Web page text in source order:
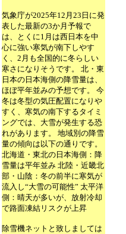
気象庁が2025年12月23日に発
表した最新の3か月予報で
は、とくに1月は西日本を中
心に強い寒気が南下しやす
く、2月も全国的に冬らしい
寒さになりそうです。 北・東
日本の日本海側の降雪量は、
ほぼ平年並みの予想です。 今
冬は冬型の気圧配置になりや
すく、寒気の南下するタイミ
ングでは、大雪が発生する恐
れがあります。 地域別の降雪
量の傾向は以下の通りです。
北海道・東北の日本海側：降
雪量は平年並み 北陸・近畿北
部・山陰：冬の前半に寒気が
流入し“大雪の可能性” 太平洋
側：晴天が多いが、放射冷却
で路面凍結リスクが上昇
除雪機ネットと致しましては